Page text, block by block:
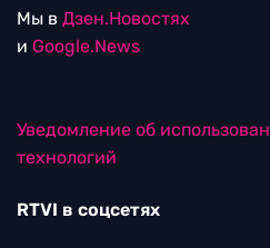
Мы в Дзен.Новостях
и Google.News
Уведомление об
технологий
RTVI в соцсетях